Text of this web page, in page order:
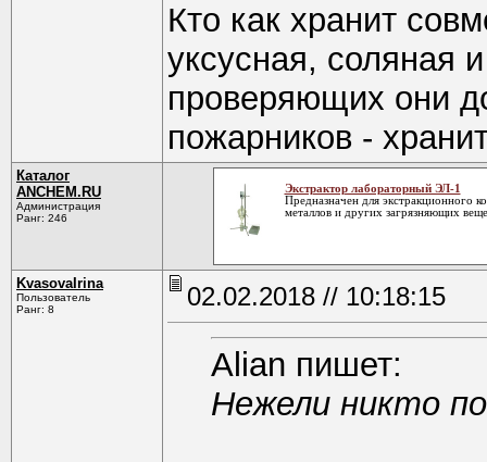
Кто как хранит
уксусная, соляная
проверяющих они
пожарников -
Каталог
ANCHEM.RU
Администрация
Ранг: 246
Экстрактор лабораторный ЭЛ-1
Предназначен для экстракционного
металлов и других загрязняющих
KvasovaIrina
Пользователь
Ранг: 8
02.02.2018 // 10:18:15
Alian пишет:
Нежели никто